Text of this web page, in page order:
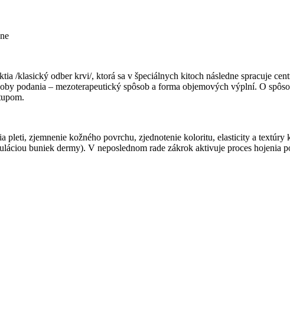
/klasický odber krvi/, ktorá sa v špeciálnych kitoch následne spracuje
podania – mezoterapeutický spôsob a forma objemových výplní. O
zjemnenie kožného povrchu, zjednotenie koloritu, elasticity a
buniek dermy). V neposlednom rade zákrok aktivuje proces hojenia